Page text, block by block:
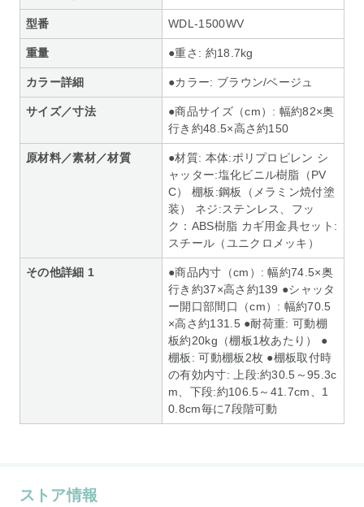
型番 WDL-1500WV
重量 ●重さ: 約18.7kg
カラー詳細 ●カラー: ブラウン/ベージュ
サイズ／寸法
●商品サイズ（cm）: 幅約82×奥
行き約48.5×高さ約150
原材料／素材／材質
●材質: 本体:ポリプロピレン シ
ャッター:塩化ビニル樹脂（PV
C） 棚板:鋼板（メラミン焼付塗
装） ネジ:ステンレス、フッ
ク：ABS樹脂 カギ用金具セット:
スチール（ユニクロメッキ）
その他詳細 1
●商品内寸（cm）: 幅約74.5×奥
行き約37×高さ約139 ●シャッタ
ー開口部間口（cm）: 幅約70.5
×高さ約131.5 ●耐荷重: 可動棚
板約20kg（棚板1枚あたり） ●
棚板: 可動棚板2枚 ●棚板取付時
の有効内寸: 上段:約30.5～95.3c
m、下段:約106.5～41.7cm、1
0.8cm毎に7段階可動
ストア情報